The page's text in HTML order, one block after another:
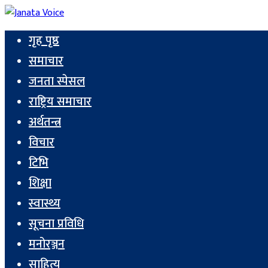
गृह पृष्ठ
समाचार
जनता स्पेसल
राष्ट्रिय समाचार
अर्थतन्त्र
विचार
टिभि
शिक्षा
स्वास्थ्य
सूचना प्रविधि
मनोरञ्जन